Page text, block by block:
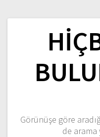
Görünüşe göre
de arama